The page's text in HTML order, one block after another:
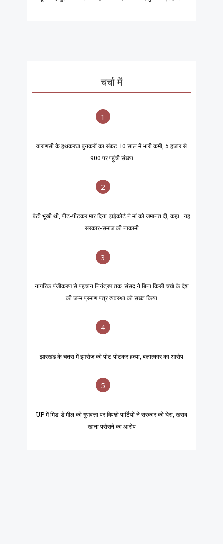
चर्चा में
1
वाराणसी के हथकरघा बुनकरों का संकट: 10 साल में भारी कमी, 5 हजार से
900 पर पहुंची संख्या
2
बेटी भूखी थी, पीट-पीटकर मार दिया: हाईकोर्ट ने मां को जमानत दी, कहा—यह
सरकार-समाज की नाकामी
3
नागरिक पंजीकरण से पहचान नियंत्रण तक: संसद ने बिना किसी चर्चा के देश
की जन्म प्रमाण पत्र व्यवस्था को सख्त किया
4
झारखंड के चतरा में इमरोज़ की पीट-पीटकर हत्या, बलात्कार का आरोप
5
UP में मिड-डे मील की गुणवत्ता पर विपक्षी पार्टियों ने सरकार को घेरा, खराब
खाना परोसने का आरोप